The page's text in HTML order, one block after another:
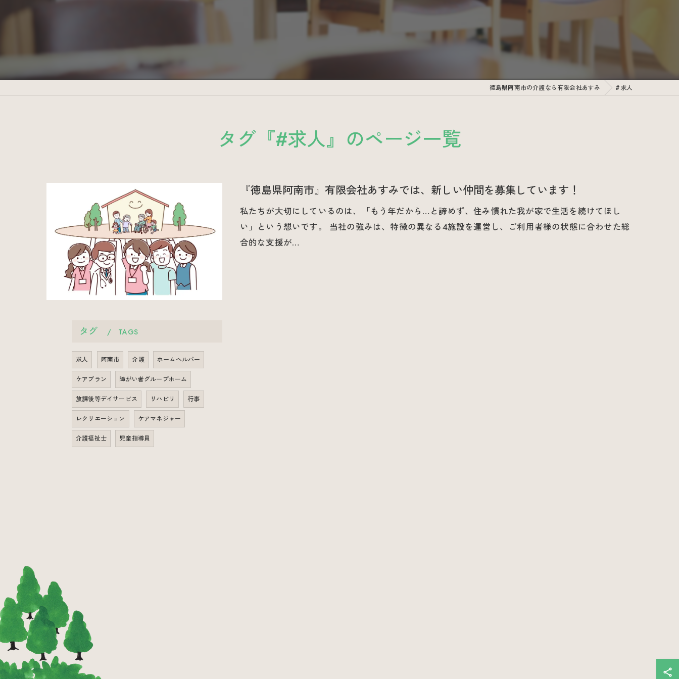
徳島県阿南市の介護なら有限会社あすみ #求人
タグ『#求人』のページ一覧
『徳島県阿南市』有限会社あすみでは、新しい仲間を募集しています！
私たちが大切にしているのは、「もう年だから…と諦めず、住み慣れた我が家で生活を続けてほし
い」という想いです。 当社の強みは、特徴の異なる4施設を運営し、ご利用者様の状態に合わせた総
合的な支援が…
タグ TAGS
求人 阿南市 介護 ホームヘルパー
ケアプラン 障がい者グループホーム
放課後等デイサービス リハビリ 行事
レクリエーション ケアマネジャー
介護福祉士 児童指導員